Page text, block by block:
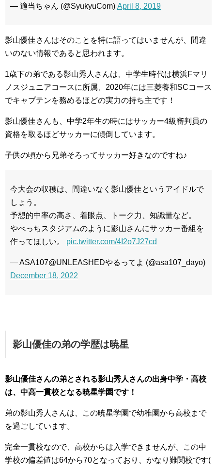
— 適当ちゃん (@SyukyuCom) April 8, 2019
影山優佳さんはそのことを特に語ってはいませんが、間違
いのない情報であると思われます。
1歳下の弟である影山秀人さんは、中学生時代は横浜Fマリ
ノスジュニアコースに所属、2020年には三菱養和SCコース
でキャプテンを務めるほどの実力の持ち主です！
影山優佳さんも、中学2年生の時にはサッカー4級審判員の
資格を取るほどサッカーに傾倒しています。
子供の頃から兄弟そろってサッカー好きなのですね♪
今大会の収穫は、間違いなく影山優佳というアイドルで
しょう。
予想的中率の高さ、着眼点、トーク力、知識量など。
やべっちスタジアムのように影山さんにサッカー番組を
作ってほしい。 pic.twitter.com/4I2o7J27cd
— ASA107@UNLEASHEDやるってよ (@asa107_dayo)
December 18, 2022
影山優佳の弟の学歴は暁星
影山優佳さんの弟とされる影山秀人さんの出身中学・高校
は、中高一貫校となる暁星学園です！
弟の影山秀人さんは、この暁星学園で幼稚園から高校まで
を過ごしています。
完全一貫校なので、高校からは入学できませんが、この中
学校の偏差値は64から70となっており、かなり難関校です(